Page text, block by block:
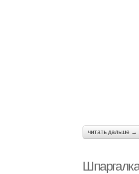
читать дальше →